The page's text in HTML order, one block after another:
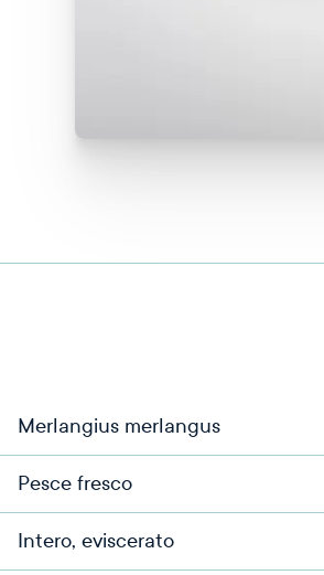
Merlangius merlangus
Pesce fresco
Intero, eviscerato